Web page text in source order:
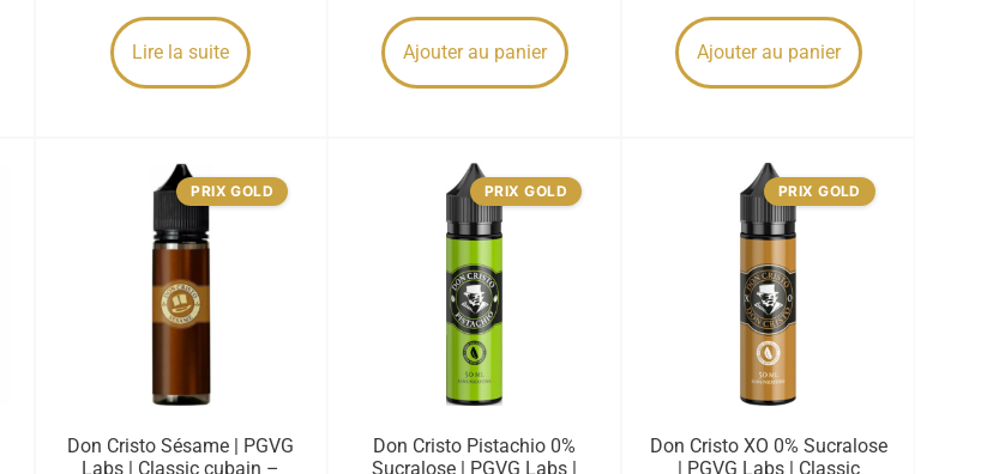
Lire la suite Ajouter au panier Ajouter au panier
PRIX GOLD
Don Cristo Sésame | PGVG
Labs | Classic cubain –
PRIX GOLD
Don Cristo Pistachio 0%
Sucralose | PGVG Labs |
PRIX GOLD
Don Cristo XO 0% Sucralose
| PGVG Labs | Classic